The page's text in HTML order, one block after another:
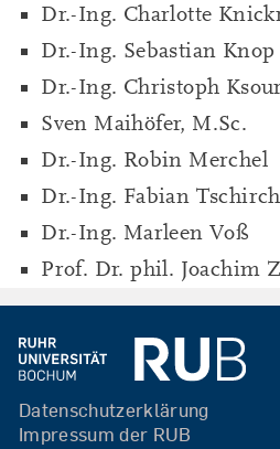
Dr.-Ing. Charlotte
Dr.-Ing. Sebastian Knop
Dr.-Ing. Christoph
Sven Maihöfer, M.Sc.
Dr.-Ing. Robin Merchel
Dr.-Ing. Fabian Tschirch
Dr.-Ing. Marleen Voß
Prof. Dr. phil. Joachim
Datenschutzerklärung
Impressum der RUB